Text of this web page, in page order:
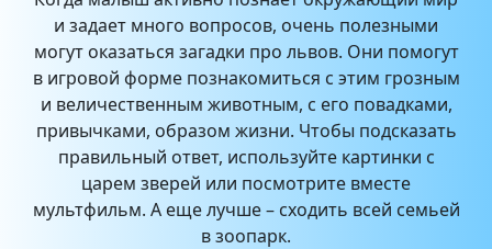
и задает много вопросов, очень полезными
могут оказаться загадки про львов. Они помогут
в игровой форме познакомиться с этим грозным
и величественным животным, с его повадками,
привычками, образом жизни. Чтобы подсказать
правильный ответ, используйте картинки с
царем зверей или посмотрите вместе
мультфильм. А еще лучше – сходить всей семьей
в зоопарк.